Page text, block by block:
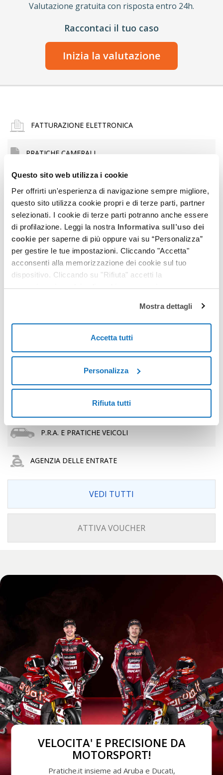
Questo sito web utilizza i cookie
Per offrirti un'esperienza di navigazione sempre migliore,
questo sito utilizza cookie propri e di terze parti, partner
selezionati. I cookie di terze parti potranno anche essere
di profilazione. Leggi la nostra Informativa sull’uso dei
cookie per saperne di più oppure vai su “Personalizza”
per gestire le tue impostazioni. Cliccando "Accetta"
acconsenti alla memorizzazione dei cookie sul tuo
dispositivo. Cliccando su "Rifiuta" accetti la
memorizzazione dei soli cookie necessari.
Mostra dettagli
Accetta tutti
Personalizza
Rifiuta tutti
Valutazione gratuita con risposta entro 24h.
Raccontaci il tuo caso
Inizia la valutazione
FATTURAZIONE ELETTRONICA
PRATICHE CAMERALI
MARCHI
CATASTO
CONSERVATORIA
TRIBUNALE
ANAGRAFE / COMUNE
P.R.A. E PRATICHE VEICOLI
AGENZIA DELLE ENTRATE
VEDI TUTTI
ATTIVA VOUCHER
VELOCITA' E PRECISIONE DA
MOTORSPORT!
Pratiche.it insieme ad Aruba e Ducati,